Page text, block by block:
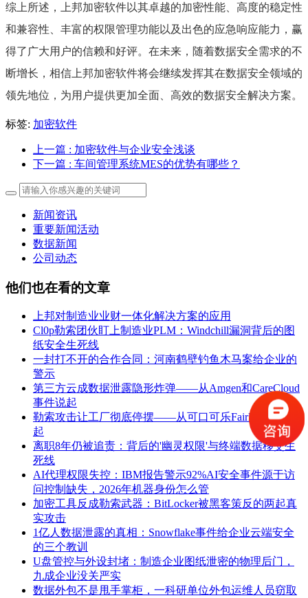
综上所述，上邦加密软件以其卓越的加密性能、高度的稳定性
和兼容性、丰富的权限管理功能以及出色的应急响应能力，赢
得了广大用户的信赖和好评。在未来，随着数据安全需求的不
断增长，相信上邦加密软件将会继续发挥其在数据安全领域的
领先地位，为用户提供更加全面、高效的数据安全解决方案。
标签: 加密软件
上一篇 : 加密软件与企业安全浅谈
下一篇 : 车间管理系统MES的优势有哪些？
新闻资讯
重要新闻活动
数据新闻
公司动态
他们也在看的文章
上邦对制造业业财一体化解决方案的应用
Cl0p勒索团伙盯上制造业PLM：Windchill漏洞背后的图
纸安全生死线
一封打不开的合作合同：河南鹤壁钓鱼木马案给企业的
警示
第三方云成数据泄露隐形炸弹——从Amgen和CareCloud
事件说起
勒索攻击让工厂彻底停摆——从可口可乐Fairlife停产说
起
离职8年仍被追责：背后的'幽灵权限'与终端数据移交生
死线
AI代理权限失控：IBM报告警示92%AI安全事件源于访
问控制缺失，2026年机器身份怎么管
加密工具反成勒索武器：BitLocker被黑客策反的两起真
实攻击
1亿人数据泄露的真相：Snowflake事件给企业云端安全
的三个教训
U盘管控与外设封堵：制造企业图纸泄密的物理后门，
九成企业没关严实
数据外包不是甩手掌柜，一科研单位外包运维人员窃取